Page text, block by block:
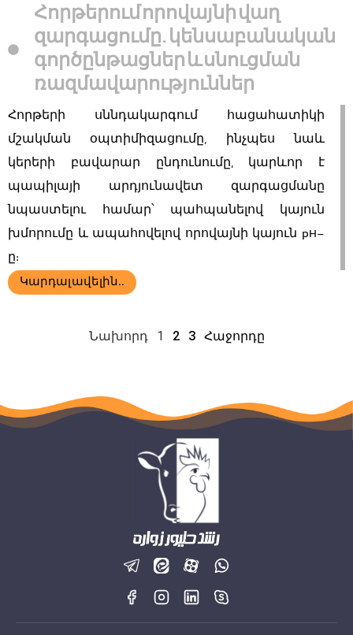
Հորթերում որովայնի վաղ
զարգացումը. կենսաբանական
գործընթացներ և սնուցման
ռազմավարություններ
Հորթերի սննդակարգում հացահատիկի
մշակման օպտիմիզացումը, ինչպես նաև
կերերի բավարար ընդունումը, կարևոր է
պապիլայի արդյունավետ զարգացմանը
նպաստելու համար՝ պահպանելով կայուն
խմորումը և ապահովելով որովայնի կայուն pH-
ը:
Կարդալ ավելին..
Նախորդ 1 2 3 Հաջորդը